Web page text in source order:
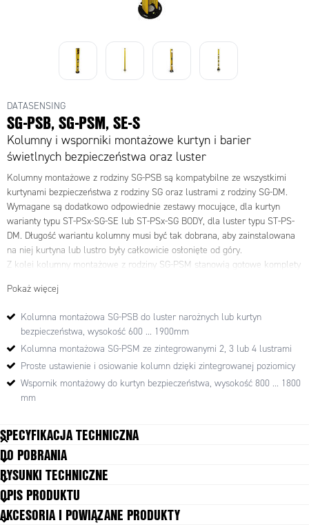
DATASENSING
SG-PSB, SG-PSM, SE-S
Kolumny i wsporniki montażowe kurtyn i barier
świetlnych bezpieczeństwa oraz luster
Kolumny montażowe z rodziny SG-PSB są kompatybilne ze wszystkimi
kurtynami bezpieczeństwa z rodziny SG oraz lustrami z rodziny SG-DM.
Wymagane są dodatkowo odpowiednie zestawy mocujące, dla kurtyn
warianty typu ST-PSx-SG-SE lub ST-PSx-SG BODY, dla luster typu ST-PS-
DM. Długość wariantu kolumny musi być tak dobrana, aby zainstalowana
na niej kurtyna lub lustro były całkowicie osłonięte od góry.
Z kolei kolumny montażowe z rodziny SG-PSM stanowią gotowe komplety
osiowania systemu bariery bezpieczeństwa, wysokość i nachylenie
Kolumny SG-PSB oraz SG-PSM mocowane są do podłogi na sztywno, ale
do każdej z nich sugeruje się wykorzystanie opcjonalnego (nie
dostarczanego w komplecie) zestawu płyty mocującej typu SG-P, który
umożliwia swobodną regulację położenia kolumny podczas instalacji
dzięki czemu osiowanie systemu kurtyny lub bariery świetlnej jest
znacząco ułatwione.
do podłogi na sztywno i posiadaja ograniczony zakres regulacji położenia.
Pokaż więcej
Kolumna montażowa SG-PSB do luster narożnych lub kurtyn
bezpieczeństwa, wysokość 600 ... 1900mm
Kolumna montażowa SG-PSM ze zintegrowanymi 2, 3 lub 4 lustrami
Proste ustawienie i osiowanie kolumn dzięki zintegrowanej poziomicy
Wspornik montażowy do kurtyn bezpieczeństwa, wysokość 800 ... 1800
mm
SPECYFIKACJA TECHNICZNA
DO POBRANIA
RYSUNKI TECHNICZNE
OPIS PRODUKTU
AKCESORIA I POWIĄZANE PRODUKTY